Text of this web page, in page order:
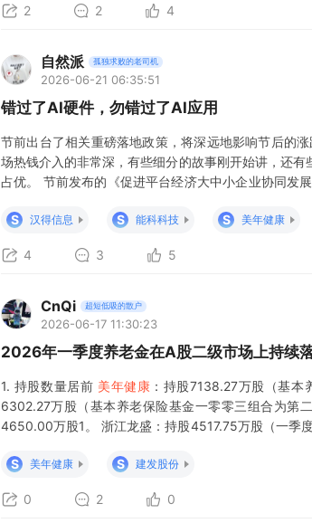
2 2 4
自然派 孤独求败的老司机
2026-06-21 06:35:51
错过了AI硬件，勿错过了AI应用
节前出台了相关重磅落地政策，将深远地影响节后的
场热钱介入的非常深，有些细分的故事刚开始讲，还
占优。 节前发布的《促进平台经济大中小企业协同发
融资通道；村长言称严打AI非法荐股、概念恶意炒
S 汉得信息 S 能科科技 S 美年健康
4 3 5
CnQi 超短低吸的散户
2026-06-17 11:30:23
2026年一季度养老金在A股二级市场上持续
1. 持股数量居前 美年健康 ：持股7138.27万股（基
6302.27万股（基本养老保险基金一零零三组合为第
4650.00万股1。 浙江龙盛：持股4517.75万股（一季
S
美年健康 S 建发股份
0 2 0